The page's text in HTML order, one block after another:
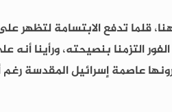
قلما تدفع الابتسامة لتظهر
التزمنا بنصيحته، ورأينا أنه
عاصمة إسرائيل المقدسة رغم